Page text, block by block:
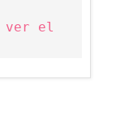
ver el